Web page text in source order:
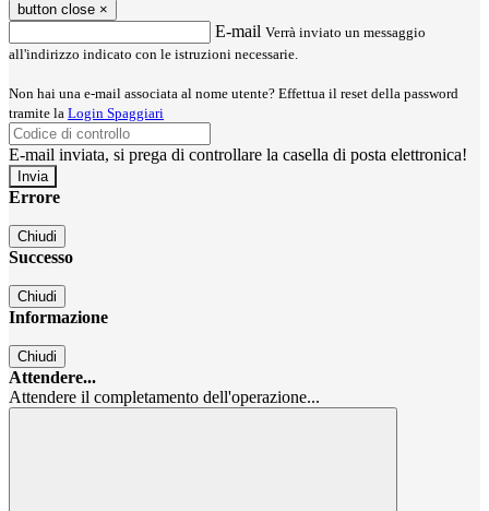
button close ×
E-mail Verrà inviato un messaggio
all'indirizzo indicato con le istruzioni necessarie.
Non hai una e-mail associata al nome utente? Effettua il reset della password
tramite la Login Spaggiari
E-mail inviata, si prega di controllare la casella di posta elettronica!
Errore
Chiudi
Successo
Chiudi
Informazione
Chiudi
Attendere...
Attendere il completamento dell'operazione...